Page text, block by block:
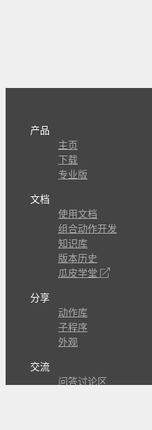
产品
主页
下载
专业版
文档
使用文档
组合动作开发
知识库
版本历史
瓜皮学堂
分享
动作库
子程序
外观
交流
问答讨论区